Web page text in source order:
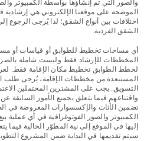
والصور التي تم إنشاؤها بواسطة الكمبيوتر
الموضحة على موقعنا الإلكتروني هي
اختلافات بين أنواع الشقق؛ لذا يُرجى
الشقق الفردية.
أي مساحات تخطيط للطوابق أو قياسات أو
المخططات للإرشاد فقط وليست شاملة
لخطط الطوابق تخطيط مكان الإقامة فقط.
المستبعدة من مخططات الإقامة، يُرجى
التسويق. يجب على المشترين المحتملين
واقتناعهم فيما يتعلق بجميع الأمور السابقة
تضمين الأثاث والإكسسوارات المعروضة في
الكمبيوتر والصور الفوتوغرافية في أي عملية
إليها في الموقع إلى نية المطوّر الحالية فيما
سيتم تقديمها في البداية ضمن المشروع